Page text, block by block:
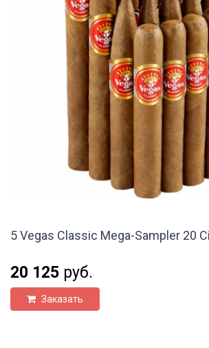
5 Vegas Classic Mega-Sampler 20
20 125 руб.
Заказать